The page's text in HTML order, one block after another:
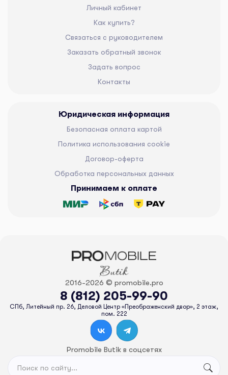
Личный кабинет
Как купить?
Связаться с руководителем
Заказать обратный звонок
Задать вопрос
Контакты
Юридическая информация
Безопасная оплата картой
Политика использования cookie
Договор-оферта
Обработка персональных данных
Принимаем к оплате
2016-2026 © promobile.pro
8 (812) 205-99-90
СПб, Литейный пр. 26, Деловой Центр «Преображенский двор», 2 этаж,
пом. 222
Promobile Butik в соцсетях